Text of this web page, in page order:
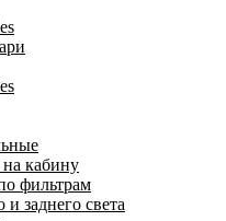
кабину
фильтрам
заднего света